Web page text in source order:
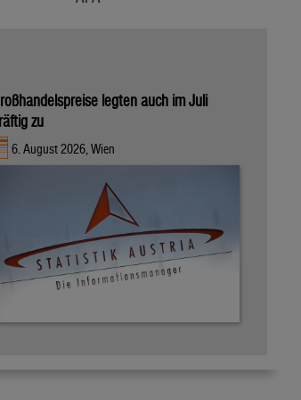
legten auch im Juli
zu
6. August 2026, Wien